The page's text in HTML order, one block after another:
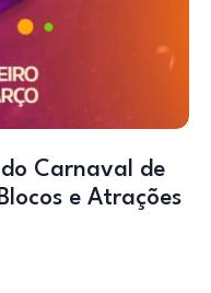
Carnaval de
e Atrações